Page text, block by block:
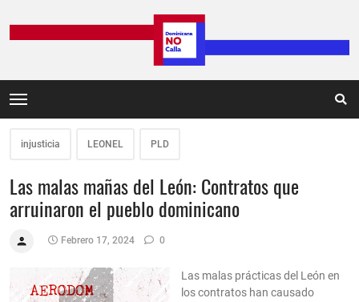
injusticia LEONEL PLD
Las malas mañas del León: Contratos que
arruinaron el pueblo dominicano
Febrero 17, 2024 0
Las malas prácticas del León en
los contratos han causado